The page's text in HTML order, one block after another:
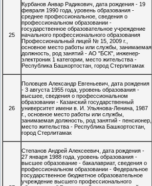
25
Курбанов Анвар Радикович, дата рождения - 19
февраля 1990 года, уровень образования -
среднее профессиональное, сведения о
профессиональном образовании -
государственное образовательное учреждение
начального профессионального образования
Профессиональный лицей № 15, 2009 г.,
основное место работы или службы, занимаемая
должность, род занятий - АО "БСК", инженер-
электроник 1 категории, место жительства -
Республика Башкортостан, город Стерлитамак
26
Половцев Александр Евгеньевич, дата рождения
- 3 августа 1955 года, уровень образования -
высшее, сведения о профессиональном
образовании - Казанский государственный
университет имени в. И. Ульянова-Ленина, 1987
г., основное место работы или службы,
занимаемая должность, род занятий - пенсионер,
место жительства - Республика Башкортостан,
город Стерлитамак
Степанов Андрей Алексеевич, дата рождения -
27 января 1988 года, уровень образования -
высшее образование - бакалавриат, сведения о
профессиональном образовании - Федеральное
государственное бюджетное образовательное
учреждение высшего профессионального